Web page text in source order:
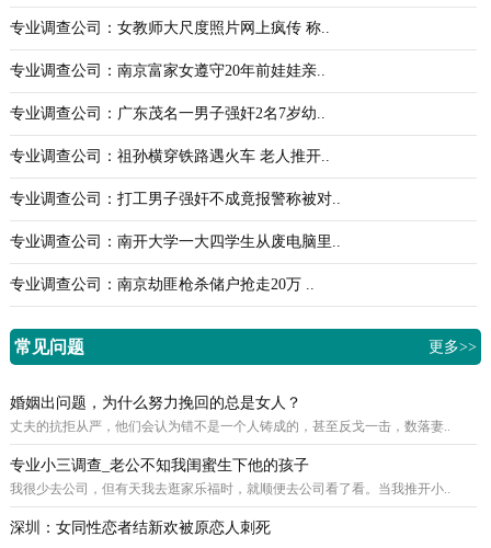
专业调查公司：女教师大尺度照片网上疯传 称..
专业调查公司：南京富家女遵守20年前娃娃亲..
专业调查公司：广东茂名一男子强奸2名7岁幼..
专业调查公司：祖孙横穿铁路遇火车 老人推开..
专业调查公司：打工男子强奸不成竟报警称被对..
专业调查公司：南开大学一大四学生从废电脑里..
专业调查公司：南京劫匪枪杀储户抢走20万 ..
常见问题 更多>>
婚姻出问题，为什么努力挽回的总是女人？
丈夫的抗拒从严，他们会认为错不是一个人铸成的，甚至反戈一击，数落妻..
专业小三调查_老公不知我闺蜜生下他的孩子
我很少去公司，但有天我去逛家乐福时，就顺便去公司看了看。当我推开小..
深圳：女同性恋者结新欢被原恋人刺死